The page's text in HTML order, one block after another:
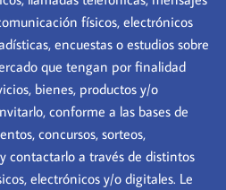
físicos, electrónicos
encuestas o estudios sobre
que tengan por finalidad
bienes, productos y/o
conforme a las bases de
concursos, sorteos,
contactarlo a través de distintos
electrónicos y/o digitales. Le